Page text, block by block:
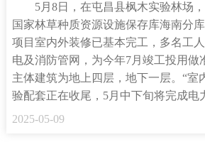
5月8日，在屯昌县枫木实验林场
国家林草种质资源设施保存库海南分
项目室内外装修已基本完工，多名工
电及消防管网，为今年7月竣工投用做
主体建筑为地上四层，地下一层。“室
验配套正在收尾，5月中下旬将完成
2025-05-09